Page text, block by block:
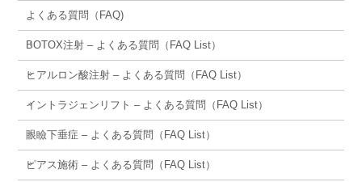
よくある質問（FAQ)
BOTOX注射 – よくある質問（FAQ List）
ヒアルロン酸注射 – よくある質問（FAQ List）
イントラジェンリフト – よくある質問（FAQ List）
眼瞼下垂症 – よくある質問（FAQ List）
ピアス施術 – よくある質問（FAQ List）